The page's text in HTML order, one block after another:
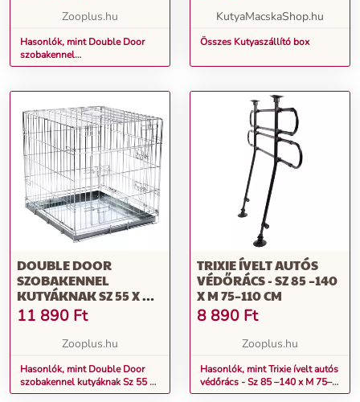
Zooplus.hu
Hasonlók, mint Double Door
szobakennel
kutyáknak/macskáknak
KutyaMacskaShop.hu
Összes Kutyaszállító box
DOUBLE DOOR
SZOBAKENNEL
KUTYÁKNAK SZ 55 X MÉ
63 X MA 61 CM
11 890 Ft
Zooplus.hu
Hasonlók, mint Double Door
szobakennel kutyáknak Sz 55 x
Mé 63 x Ma 61 cm
TRIXIE ÍVELT AUTÓS
VÉDŐRÁCS - SZ 85 –140
X M 75–110 CM
8 890 Ft
Zooplus.hu
Hasonlók, mint Trixie ívelt autós
védőrács - Sz 85 –140 x M 75–
110 cm